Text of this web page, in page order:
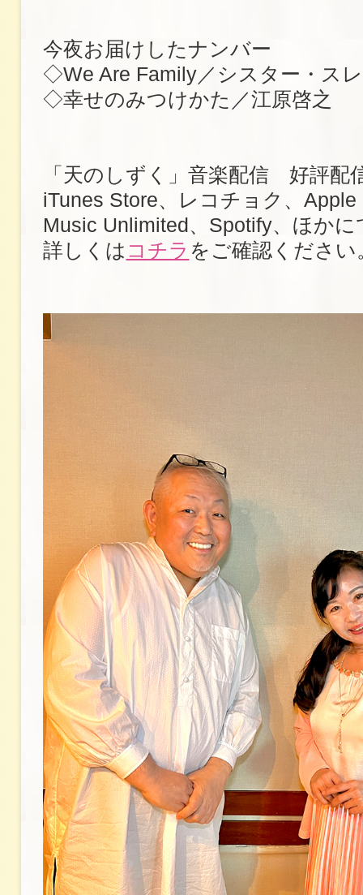
今夜お届けしたナンバー
◇We Are Family／シスター・ス
◇幸せのみつけかた／江原啓之
「天のしずく」音楽配信 好評配
iTunes Store、レコチョク、
Music Unlimited、Spotify、ほかに
詳しくは コチラ をご確認ください